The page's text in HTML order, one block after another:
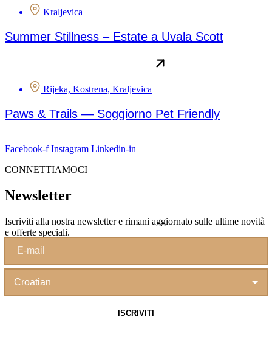
Kraljevica
Summer Stillness – Estate a Uvala Scott
Rijeka, Kostrena, Kraljevica
Paws & Trails — Soggiorno Pet Friendly
Facebook-f Instagram Linkedin-in
CONNETTIAMOCI
Newsletter
Iscriviti alla nostra newsletter e rimani aggiornato sulle ultime novità
e offerte speciali.